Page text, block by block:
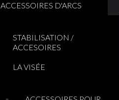
ACCESSOIRES D'ARCS
STABILISATION /
ACCESOIRES
LA VISÉE